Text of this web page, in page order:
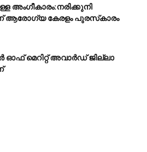
ആരോഗ്യ കേരളം പുരസ്‌കാരം
ഓഫ് മെറിറ്റ് അവാർഡ് ജില്ലാ